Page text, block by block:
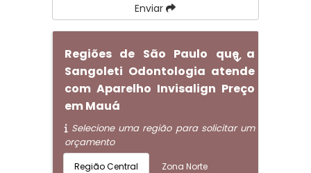
Enviar
Regiões de São Paulo que a
Sangoleti Odontologia atende
com Aparelho Invisalign Preço
em Mauá
Selecione uma região para solicitar um
orçamento
Região Central Zona Norte